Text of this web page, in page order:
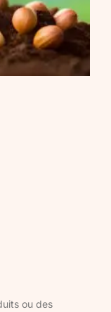
ou des